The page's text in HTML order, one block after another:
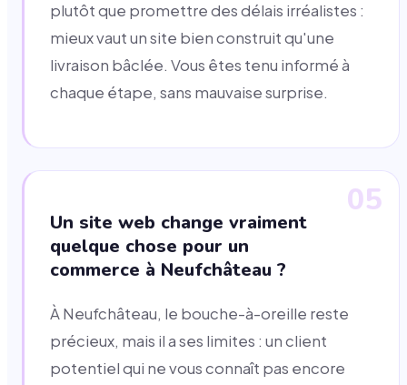
plutôt que promettre des délais irréalistes :
mieux vaut un site bien construit qu'une
livraison bâclée. Vous êtes tenu informé à
chaque étape, sans mauvaise surprise.
05
Un site web change vraiment
quelque chose pour un
commerce à Neufchâteau ?
À Neufchâteau, le bouche-à-oreille reste
précieux, mais il a ses limites : un client
potentiel qui ne vous connaît pas encore